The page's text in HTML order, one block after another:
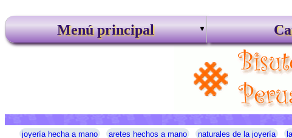
Menú principal
joyería hecha a mano aretes hechos a mano naturales de la joyería